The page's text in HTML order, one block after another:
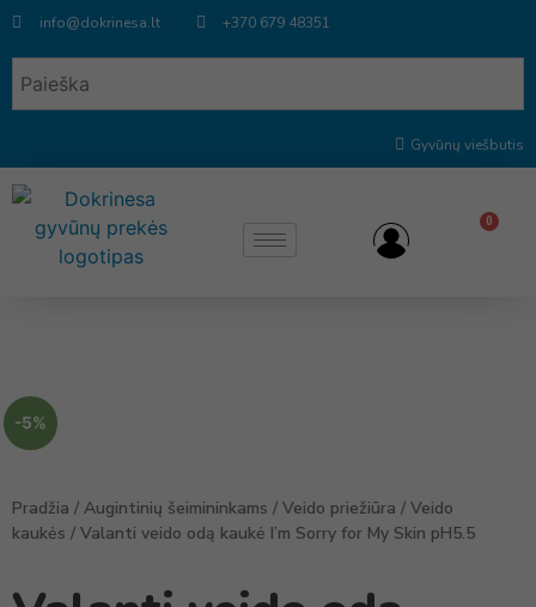
info@dokrinesa.lt +370 679 48351
Gyvūnų viešbutis
0
-5%
Pradžia / Augintinių šeimininkams / Veido priežiūra / Veido
kaukės / Valanti veido odą kaukė I’m Sorry for My Skin pH5.5